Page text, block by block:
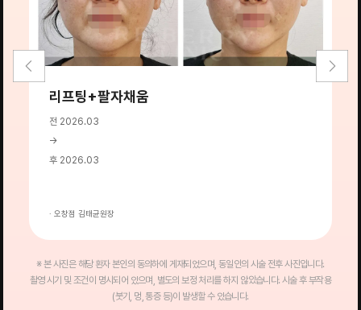
리프팅+팔자채움
전 2026.03
→
후 2026.03
· 오창점 김태균원장
※ 본 사진은 해당 환자 본인의 동의하에 게재되었으며, 동일인의 시술 전후 사진입니다.
촬영 시기 및 조건이 명시되어 있으며, 별도의 보정 처리를 하지 않았습니다. 시술 후 부작용
(붓기, 멍, 통증 등)이 발생할 수 있습니다.